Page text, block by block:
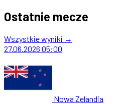
Ostatnie mecze
Wszystkie wyniki →
27.06.2026 05:00
Nowa Zelandia